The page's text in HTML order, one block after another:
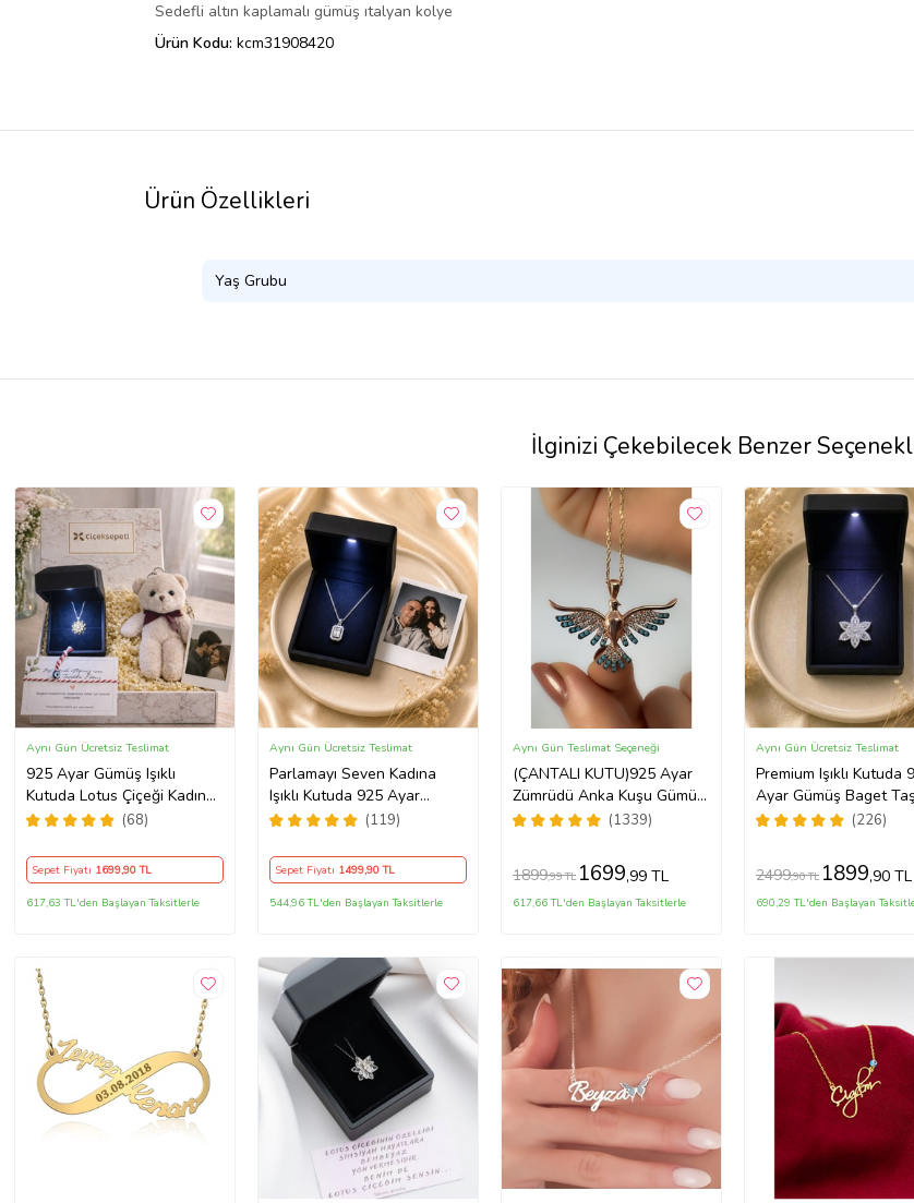
Sedefli altın kaplamalı gümüş ıtalyan kolye
Ürün Kodu: kcm31908420
Ürün Özellikleri
Yaş Grubu
İlginizi Çekebilecek Benzer
925 Ayar Gümüş Işıklı
Kutuda Lotus Çiçeği Kadın
Kolye , Peluş Ayıcık
Bileklik, Polaroid Fotoğraf
Hediye
(68)
Aynı Gün Ücretsiz Teslimat
Sepet Fiyatı 1699,90 TL
617,63 TL'den Başlayan Taksitlerle
Parlamayı Seven Kadına
Işıklı Kutuda 925 Ayar
Gümüş Baget Kolye - Kişiye
(119)
Aynı Gün Ücretsiz Teslimat
Sepet Fiyatı 1499,90 TL
544,96 TL'den Başlayan Taksitlerle
(ÇANTALI KUTU)925 Ayar
Zümrüdü Anka Kuşu Gümüş
Kadın Kolye - MAVİ
(1339)
Aynı Gün Teslimat Seçeneği
1899,99 TL 1699,99 TL
617,66 TL'den Başlayan Taksitlerle
Premium Işıklı Kutuda
Ayar Gümüş Baget
Lotus Çiçeği Kolye
(226)
Aynı Gün Ücretsiz Teslimat
2499,90 TL 1899,90 TL
690,29 TL'den Başlayan